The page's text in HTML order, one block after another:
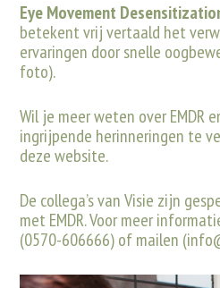
Eye Movement
betekent vrij vertaald het
ervaringen door snelle
foto).
Wil je meer weten over EMDR
ingrijpende herinneringen te
dezewebsite.
De collega’s van Visie zijn
met EMDR. Voor meer
(0570-606666) of mailen (